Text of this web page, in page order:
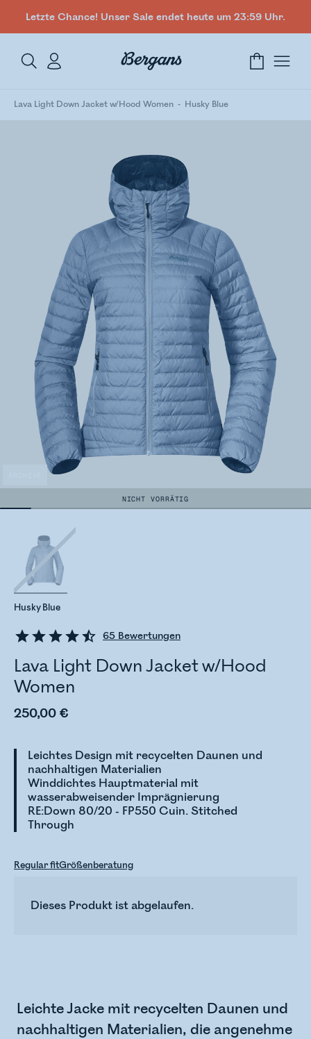
Letzte Chance! Unser Sale endet heute um 23:59 Uhr.
Lava Light Down Jacket w/Hood Women Husky Blue
NICHT VORRÄTIG
65 Bewertungen
Lava Light Down Jacket w/Hood
Women
250,00 €
Leichtes Design mit recycelten Daunen und
nachhaltigen Materialien
Winddichtes Hauptmaterial mit
wasserabweisender Imprägnierung
RE:Down 80/20 - FP550 Cuin. Stitched
Through
Husky Blue
Regular fitGrößenberatung
Dieses Produkt ist abgelaufen.
Leichte Jacke mit recycelten Daunen und
nachhaltigen Materialien, die angenehme